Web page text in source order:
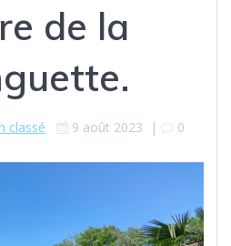
de la
classé 9 août 2023 | 0